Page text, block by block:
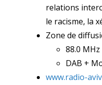
relations
le racisme, la
Zone de
88.0 MHz
DAB +
www.radio-